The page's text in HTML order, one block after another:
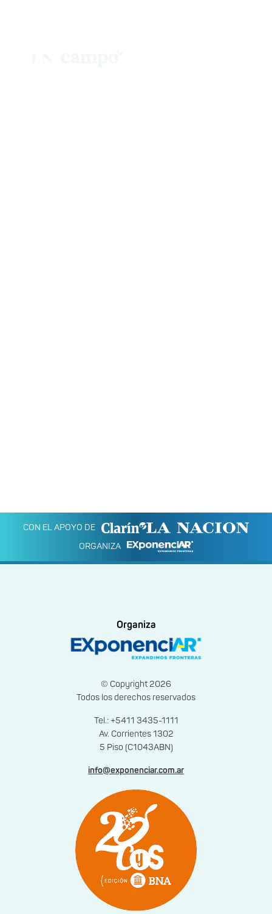
CON EL APOYO DE
ORGANIZA
Organiza
© Copyright 2026
Todos los derechos reservados
Tel.: +5411 3435-1111
Av. Corrientes 1302
5 Piso (C1043ABN)
info@exponenciar.com.ar